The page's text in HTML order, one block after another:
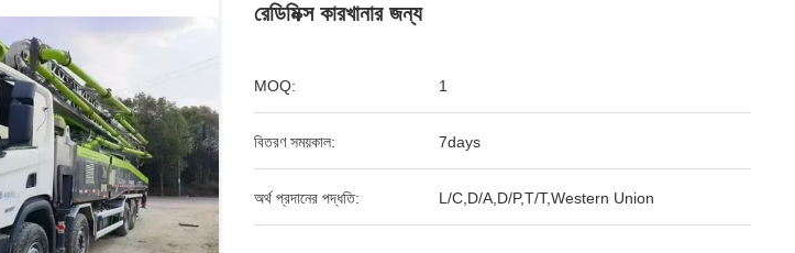
রেডিমিক্স কারখানার জন্য
MOQ: 1
বিতরণ সময়কাল: 7days
অর্থ প্রদানের পদ্ধতি: L/C,D/A,D/P,T/T,Western Union